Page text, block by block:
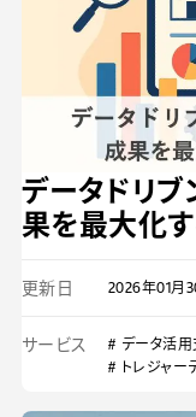
データドリブ
果を最大化
更新日 2026年01月
サービス # データ活
# トレジャー